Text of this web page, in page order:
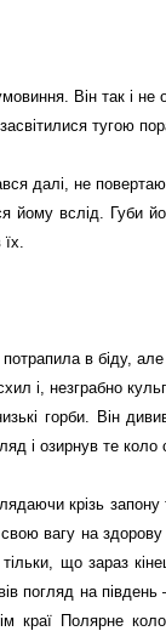
Він так і
тугою
далі, не
вслід. Губи
в біду,
і, незграбно
горби. Він
і озирнув те
крізь
вагу на
що зараз
погляд на
краї Полярне